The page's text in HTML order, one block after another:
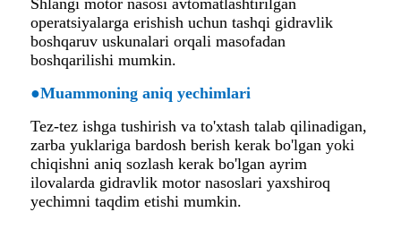
Shlangi motor nasosi avtomatlashtirilgan
operatsiyalarga erishish uchun tashqi gidravlik
boshqaruv uskunalari orqali masofadan
boshqarilishi mumkin.
●Muammoning aniq yechimlari
Tez-tez ishga tushirish va to'xtash talab qilinadigan,
zarba yuklariga bardosh berish kerak bo'lgan yoki
chiqishni aniq sozlash kerak bo'lgan ayrim
ilovalarda gidravlik motor nasoslari yaxshiroq
yechimni taqdim etishi mumkin.